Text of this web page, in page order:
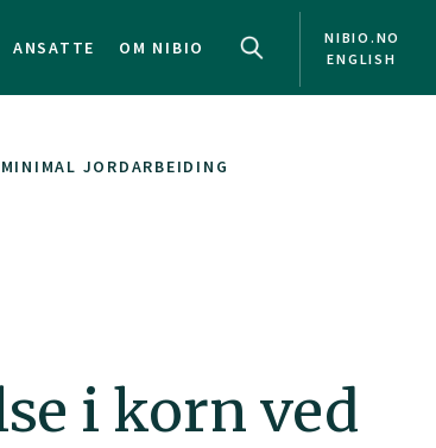
ANSATTE OM NIBIO
NIBIO.NO
ENGLISH
JORDARBEIDING
i korn ved